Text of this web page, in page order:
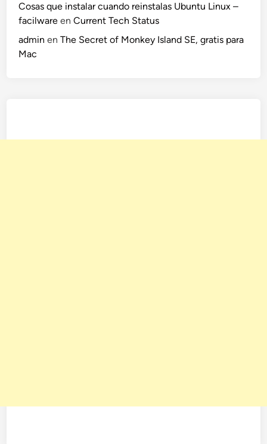
Cosas que instalar cuando reinstalas Ubuntu Linux –
facilware enCurrent Tech Status
admin enThe Secret of Monkey Island SE, gratis para
Mac